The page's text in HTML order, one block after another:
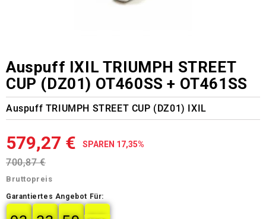
Auspuff IXIL TRIUMPH STREET
CUP (DZ01) OT460SS + OT461SS
Auspuff TRIUMPH STREET CUP (DZ01) IXIL
579,27 € SPAREN 17,35%
700,87 €
Bruttopreis
Garantiertes Angebot Für: